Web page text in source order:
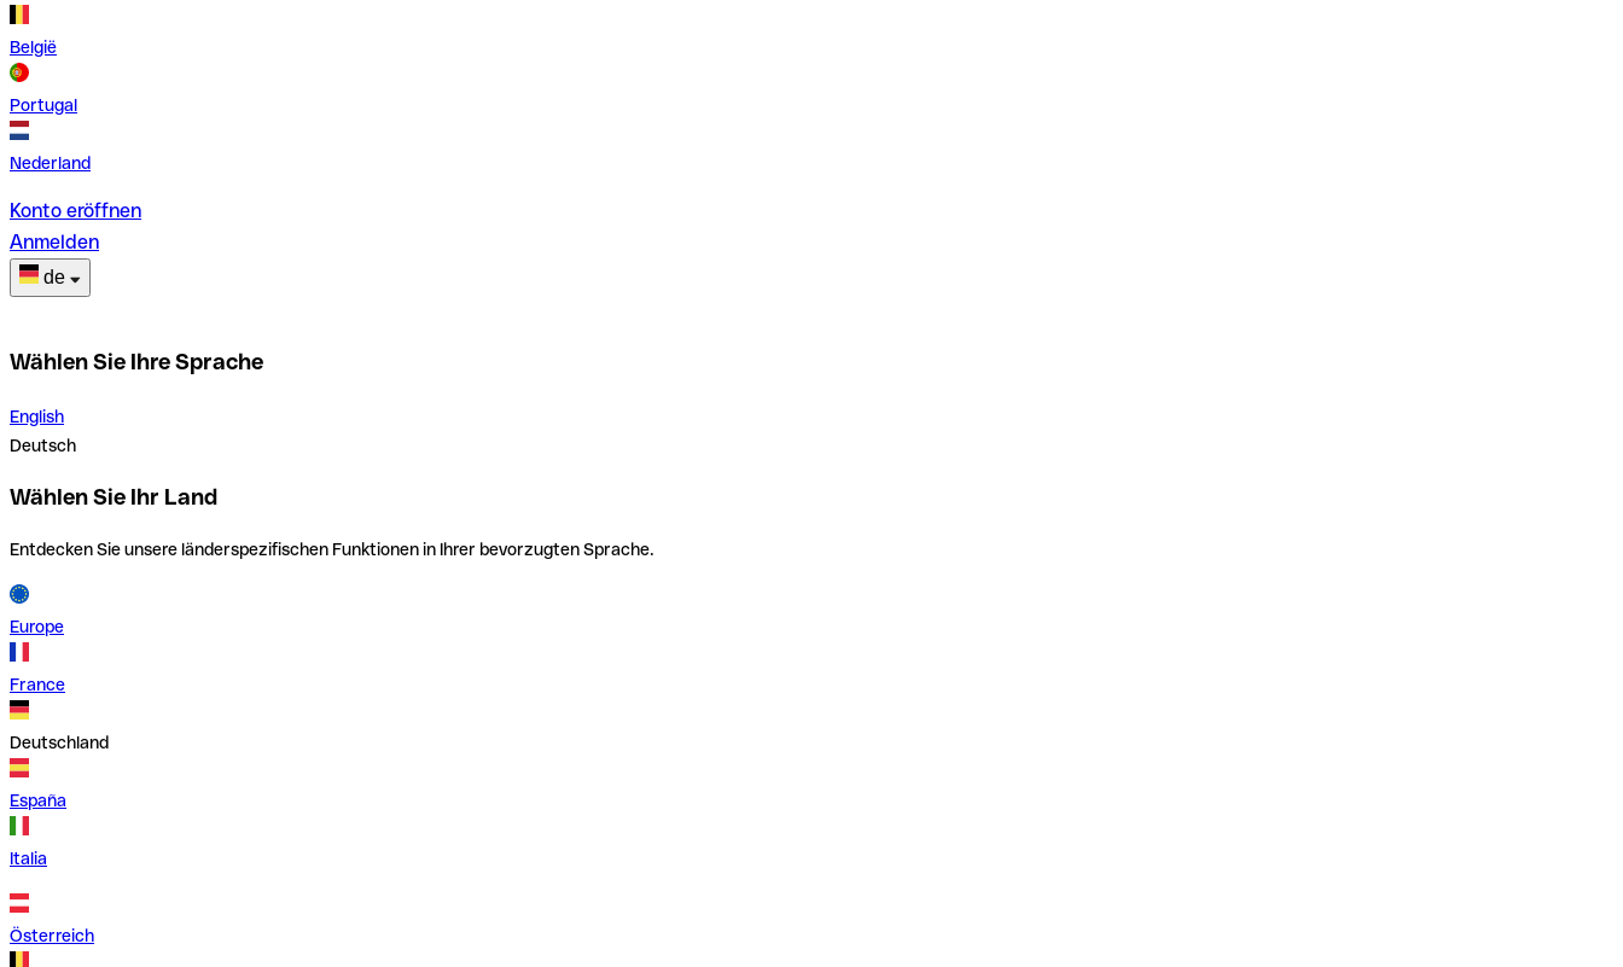
België
Portugal
Nederland
Konto eröffnen
Anmelden
de
Wählen Sie Ihre Sprache
English
Deutsch
Wählen Sie Ihr Land
Entdecken Sie unsere länderspezifischen Funktionen in Ihrer bevorzugten Sprache.
Europe
France
Deutschland
España
Italia
Österreich